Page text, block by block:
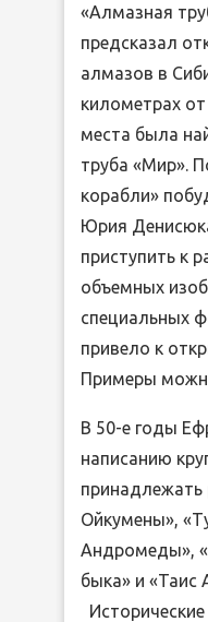
«Алмазная
предсказал
алмазов в
километрах от
места была
труба «Мир».
корабли»
Юрия
приступить к
объемных
специальных
привело к
Примеры
В 50-е годы
написанию
Ойкумены»,
Андромеды»,
быка» и «Таис